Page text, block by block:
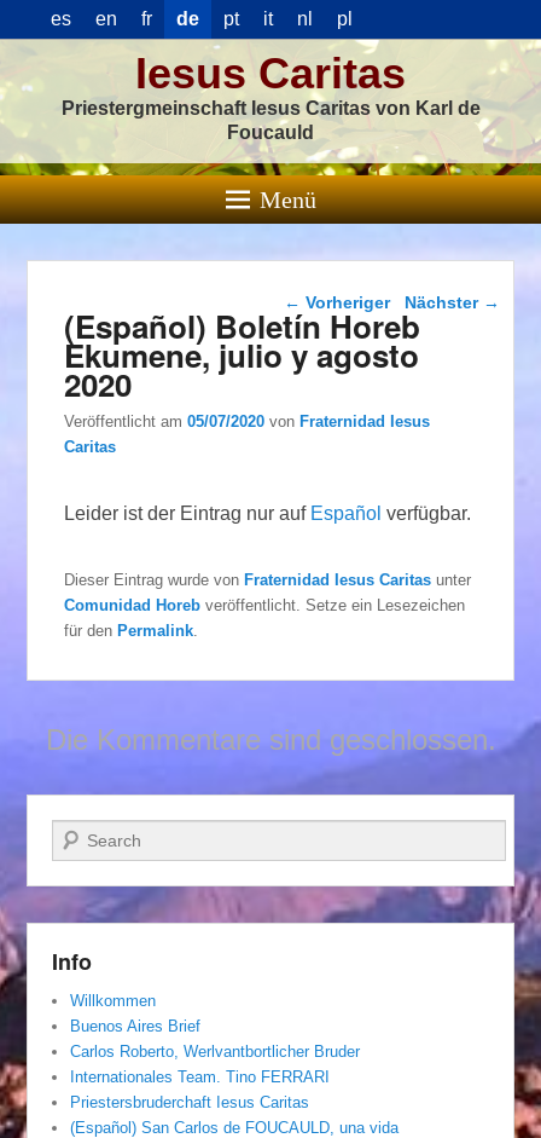
es en fr de pt it nl pl
Iesus Caritas
Priestergmeinschaft Iesus Caritas von Karl de
Foucauld
Menü
Beitragsnavigation
← Vorheriger Nächster →
(Español) Boletín Horeb
Ekumene, julio y agosto
2020
Veröffentlicht am05/07/2020 vonFraternidad Iesus
Caritas
Leider ist der Eintrag nur auf Español verfügbar.
Dieser Eintrag wurde vonFraternidad Iesus Caritas unter
Comunidad Horeb veröffentlicht. Setze ein Lesezeichen
für denPermalink
Die Kommentare sind geschlossen.
Suchen
Info
Willkommen
Buenos Aires Brief
Carlos Roberto, Werlvantbortlicher Bruder
Internationales Team. Tino FERRARI
Priestersbruderchaft Iesus Caritas
(Español) San Carlos de FOUCAULD, una vida